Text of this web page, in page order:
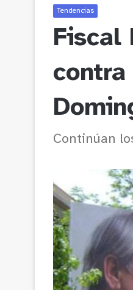
Tendencias
Fiscal
contra
Continúan